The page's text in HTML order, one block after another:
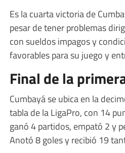
Es la cuarta victoria de
pesar de tener problemas
con sueldos impagos y
favorables para su juego y
Final de la
Cumbayá se ubica en la
tabla de la LigaPro, con 14
ganó 4 partidos, empató 2 y
Anotó 8 goles y recibió 19